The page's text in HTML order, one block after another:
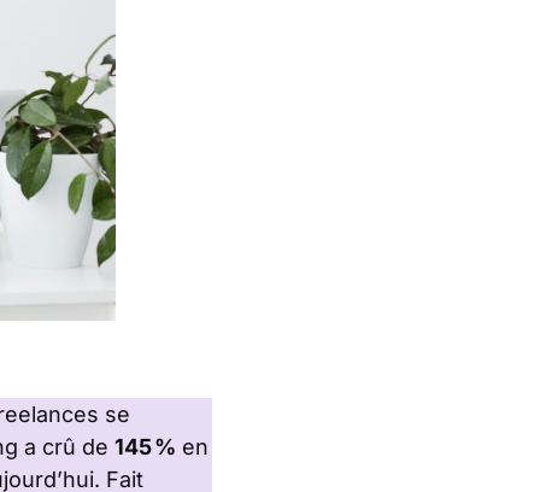
se
a crû de 145 % en
Fait